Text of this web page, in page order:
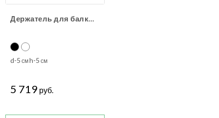
Держатель для балконного ящика пластиковый
d-5 смh-5 см
5 719 руб.